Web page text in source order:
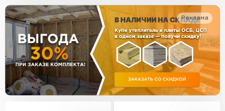
Реклама
Утеплитель Ruspanel
ПЕРЕЙТИ
Утеплитель Hotrock
Утеплитель Теплекс
Утеплитель Эковер